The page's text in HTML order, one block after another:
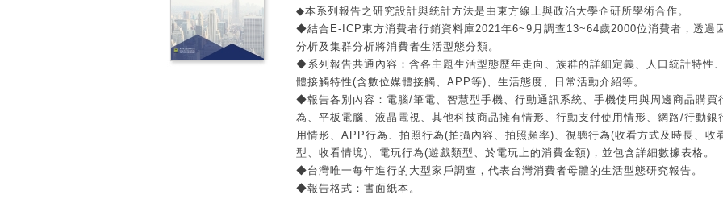
◆本系列報告之研究設計與統計方法是由東方線上與政治大學企研所學術合作。
◆結合E-ICP東方消費者行銷資料庫2021年6~9月調查13~64歲2000位消費者，透過
分析及集群分析將消費者生活型態分類。
◆系列報告共通內容：含各主題生活型態歷年走向、族群的詳細定義、人口統計特性
體接觸特性(含數位媒體接觸、APP等)、生活態度、日常活動介紹等。
◆報告各別內容：電腦/筆電、智慧型手機、行動通訊系統、手機使用與周邊商品購買
為、平板電腦、液晶電視、其他科技商品擁有情形、行動支付使用情形、網路/行動銀
用情形、APP行為、拍照行為(拍攝內容、拍照頻率)、視聽行為(收看方式及時長、收
型、收看情境)、電玩行為(遊戲類型、於電玩上的消費金額)，並包含詳細數據表格。
◆台灣唯一每年進行的大型家戶調查，代表台灣消費者母體的生活型態研究報告。
◆報告格式：書面紙本。